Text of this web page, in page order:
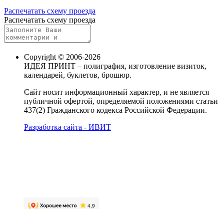
Распечатать схему проезда
Распечатать схему проезда
Copyright © 2006-2026
ИДЕЯ ПРИНТ – полиграфия, изготовление визиток,
календарей, буклетов, брошюр.
Сайт носит информационный характер, и не является
публичной офертой, определяемой положениями статьи
437(2) Гражданского кодекса Российской Федерации.
Разработка сайта - ИВИТ